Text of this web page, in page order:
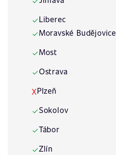
✓Liberec
✓Moravské Budějovice
✓Most
✓Ostrava
XPlzeň
✓Sokolov
✓Tábor
✓Zlín